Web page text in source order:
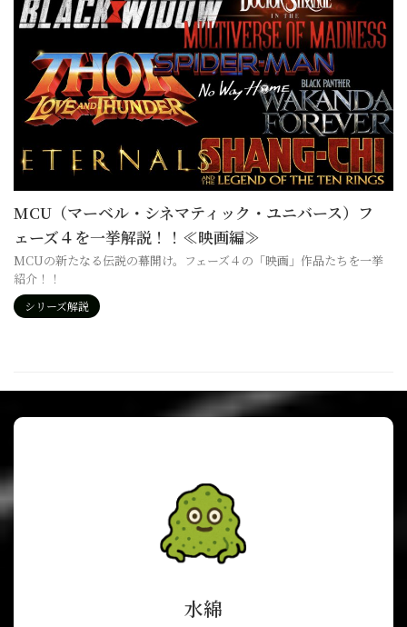
MCU（マーベル・シネマティック・ユニバース）フ
ェーズ４を一挙解説！！≪映画編≫
MCUの新たなる伝説の幕開け。フェーズ４の「映画」作品たちを一挙
紹介！！
シリーズ解説
水綿